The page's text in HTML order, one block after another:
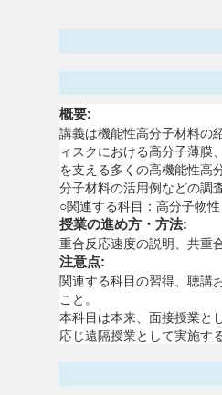
概要:
講義は機能性高分子材料の
ィスクにおける高分子薄膜
を支える多くの高機能性高
分子材料の活用例などの調
○関連する科目：高分子物性
授業の進め方・方法:
重合反応速度の説明、共重
注意点:
関連する科目の習得、聴講
こと。
本科目は本来、面接授業と
応じ遠隔授業として実施す